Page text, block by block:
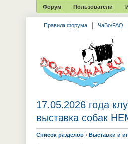
Форум Пользователи
Правила форума ЧаВо/FAQ
17.05.2026 года
выставка собак
Список разделов › Выставки и